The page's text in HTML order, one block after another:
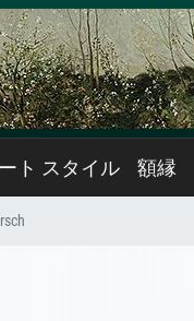
ト スタイル 額縁